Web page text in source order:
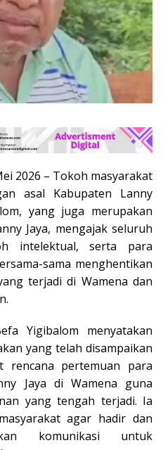
2026 – Tokoh masyarakat
asal Kabupaten Lanny
yang juga merupakan
Jaya, mengajak seluruh
intelektual, serta para
sama menghentikan
terjadi di Wamena dan
Yigibalom menyatakan
yang telah disampaikan
pertemuan para
Jaya di Wamena guna
yang tengah terjadi. Ia
agar hadir dan
komunikasi untuk